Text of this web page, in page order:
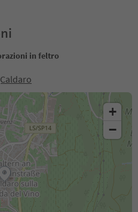
in feltro
+
−